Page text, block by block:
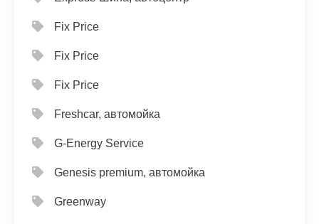
Fix Price
Fix Price
Fix Price
Freshcar, автомойка
G-Energy Service
Genesis premium, автомойка
Greenway